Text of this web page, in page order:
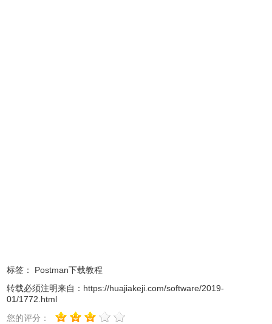
标签：
Postman下载教程
转载必须注明来自： https://huajiakeji.com/software/2019-
01/1772.html
您的评分：